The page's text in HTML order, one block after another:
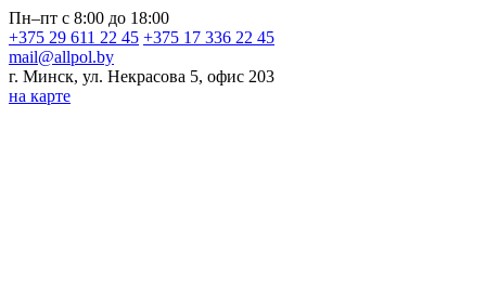
Пн–пт с 8:00 до 18:00
+375 29 611 22 45 +375 17 336 22 45
mail@allpol.by
г. Минск, ул. Некрасова 5, офис 203
на карте